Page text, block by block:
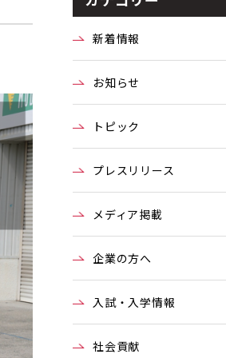
新着情報
お知らせ
トピック
プレスリリース
メディア掲載
企業の方へ
入試・入学情報
社会貢献